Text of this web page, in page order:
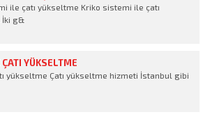
ile çatı yükseltme Kriko sistemi ile çatı
İki g&
YÜKSELTME
yükseltme Çatı yükseltme hizmeti İstanbul gibi